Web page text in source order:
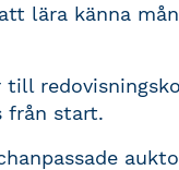
lära känna
från start.